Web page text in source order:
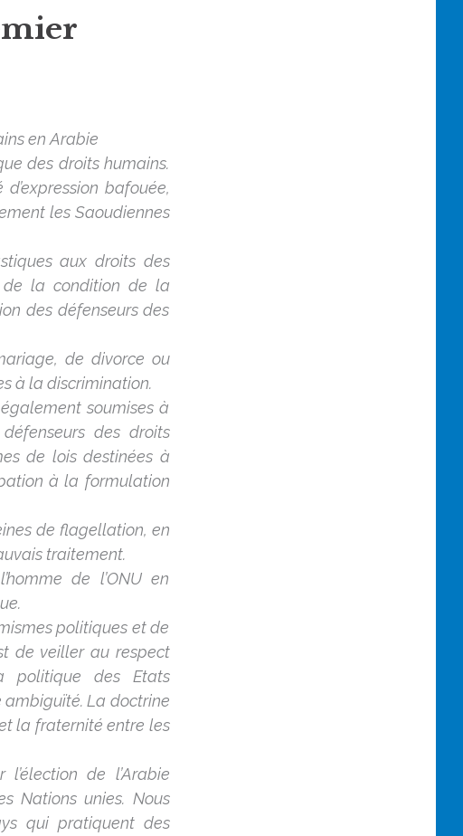
en Arabie
des droits humains.
bafouée,
les Saoudiennes
aux droits des
de la condition de la
des défenseurs des
de divorce ou
à la discrimination.
soumises à
des droits
de lois destinées à
à la formulation
de flagellation, en
traitement.
de l’ONU en
politiques et de
de veiller au respect
politique des Etats
ambiguïté. La doctrine
la fraternité entre les
de l’Arabie
Nations unies. Nous
qui pratiquent des